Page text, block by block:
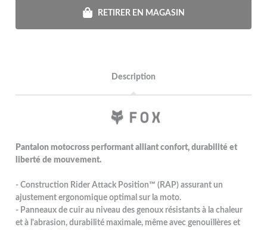
RETIRER EN MAGASIN
Description
Pantalon motocross performant alliant confort, durabilité et
liberté de mouvement.
- Construction Rider Attack Position™ (RAP) assurant un
ajustement ergonomique optimal sur la moto.
- Panneaux de cuir au niveau des genoux résistants à la chaleur
et à l'abrasion, durabilité maximale, même avec genouillères et